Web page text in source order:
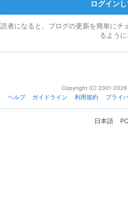
ログイン
読者になると、ブログの更新を簡単にチ
るように
Copyright (C) 2001-2026
ヘルプ
ガイドライン 利用規約 プライ
日本語